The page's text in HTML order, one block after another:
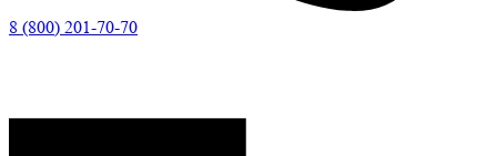
8 (800) 201-70-70